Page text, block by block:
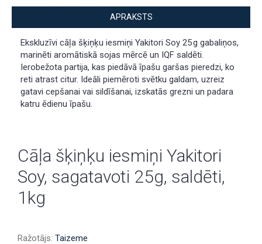
APRAKSTS
Ekskluzīvi cāļa šķiņķu iesmiņi Yakitori Soy 25 g gabaliņos,
marinēti aromātiskā sojas mērcē un IQF saldēti.
Ierobežota partija, kas piedāvā īpašu garšas pieredzi, ko
reti atrast citur. Ideāli piemēroti svētku galdam, uzreiz
gatavi cepšanai vai sildīšanai, izskatās grezni un padara
katru ēdienu īpašu.
Cāļa šķiņķu iesmiņi Yakitori
Soy, sagatavoti 25g, saldēti,
1kg
Ražotājs: Taizeme